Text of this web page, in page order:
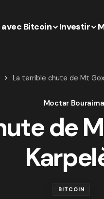
Bitcoin Investir
La terrible chute de Mt
Moctar Bouraima
de
BITCOIN